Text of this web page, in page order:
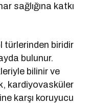
sağlığına katkı
türlerinden biridir
bulunur.
bilinir ve
kardiyovasküler
karşı koruyucu